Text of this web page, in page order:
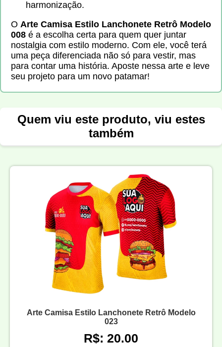
harmonização.
O Arte Camisa Estilo Lanchonete Retrô Modelo
008 é a escolha certa para quem quer juntar
nostalgia com estilo moderno. Com ele, você terá
uma peça diferenciada não só para vestir, mas
para contar uma história. Aposte nessa arte e leve
seu projeto para um novo patamar!
Quem viu este produto, viu estes
também
Arte Camisa Estilo Lanchonete Retrô Modelo
023
R$: 20.00